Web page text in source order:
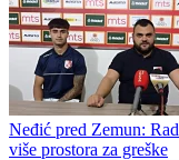
Neđić pred Zemun:
više prostora za greške